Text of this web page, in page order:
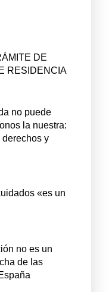
DE
RESIDENCIA
no puede
la nuestra:
y
«es un
no es un
de las